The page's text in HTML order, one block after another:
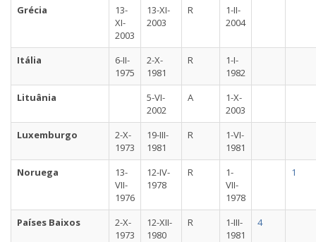
Grécia
13-
XI-
2003
13-XI-
2003
R
1-II-
2004
Itália
6-II-
1975
2-X-
1981
R
1-I-
1982
Lituânia
5-VI-
2002
A
1-X-
2003
Luxemburgo
2-X-
1973
19-III-
1981
R
1-VI-
1981
Noruega
13-
VII-
1976
12-IV-
1978
R
1-
VII-
1978
1
Países Baixos
2-X-
1973
12-XII-
1980
R
1-III-
1981
4